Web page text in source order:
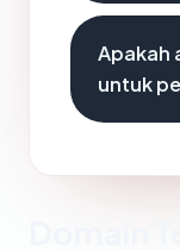
Apakah
untuk